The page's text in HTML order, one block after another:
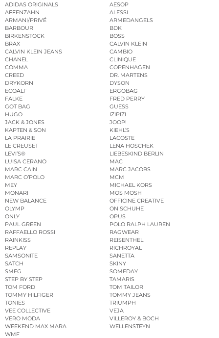
ADIDAS ORIGINALS
AESOP
AFFENZAHN
ALESSI
ARMANI/PRIVÉ
ARMEDANGELS
BARBOUR
BDK
BIRKENSTOCK
BOSS
BRAX
CALVIN KLEIN
CALVIN KLEIN JEANS
CAMBIO
CHANEL
CLINIQUE
COMMA
COPENHAGEN
CREED
DR. MARTENS
DRYKORN
DYSON
ECOALF
ERGOBAG
FALKE
FRED PERRY
GOT BAG
GUESS
HUGO
IZIPIZI
JACK & JONES
JOOP!
KAPTEN & SON
KIEHL’S
LA PRAIRIE
LACOSTE
LE CREUSET
LENA HOSCHEK
LEVI’S®
LIEBESKIND BERLIN
LUISA CERANO
MAC
MARC CAIN
MARC JACOBS
MARC O’POLO
MCM
MEY
MICHAEL KORS
MONARI
MOS MOSH
NEW BALANCE
OFFICINE CREATIVE
OLYMP
ON SCHUHE
ONLY
OPUS
PAUL GREEN
POLO RALPH LAUREN
RAFFAELLO ROSSI
RAGWEAR
RAINKISS
REISENTHEL
REPLAY
RICHROYAL
SAMSONITE
SANETTA
SATCH
SKINY
SMEG
SOMEDAY
STEP BY STEP
TAMARIS
TOM FORD
TOM TAILOR
TOMMY HILFIGER
TOMMY JEANS
TONIES
TRIUMPH
VEE COLLECTIVE
VEJA
VERO MODA
VILLEROY & BOCH
WEEKEND MAX MARA
WELLENSTEYN
WMF